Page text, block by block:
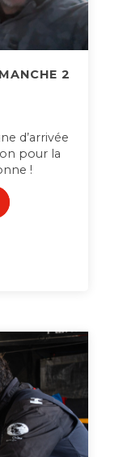
2
d’arrivée
pour la
!